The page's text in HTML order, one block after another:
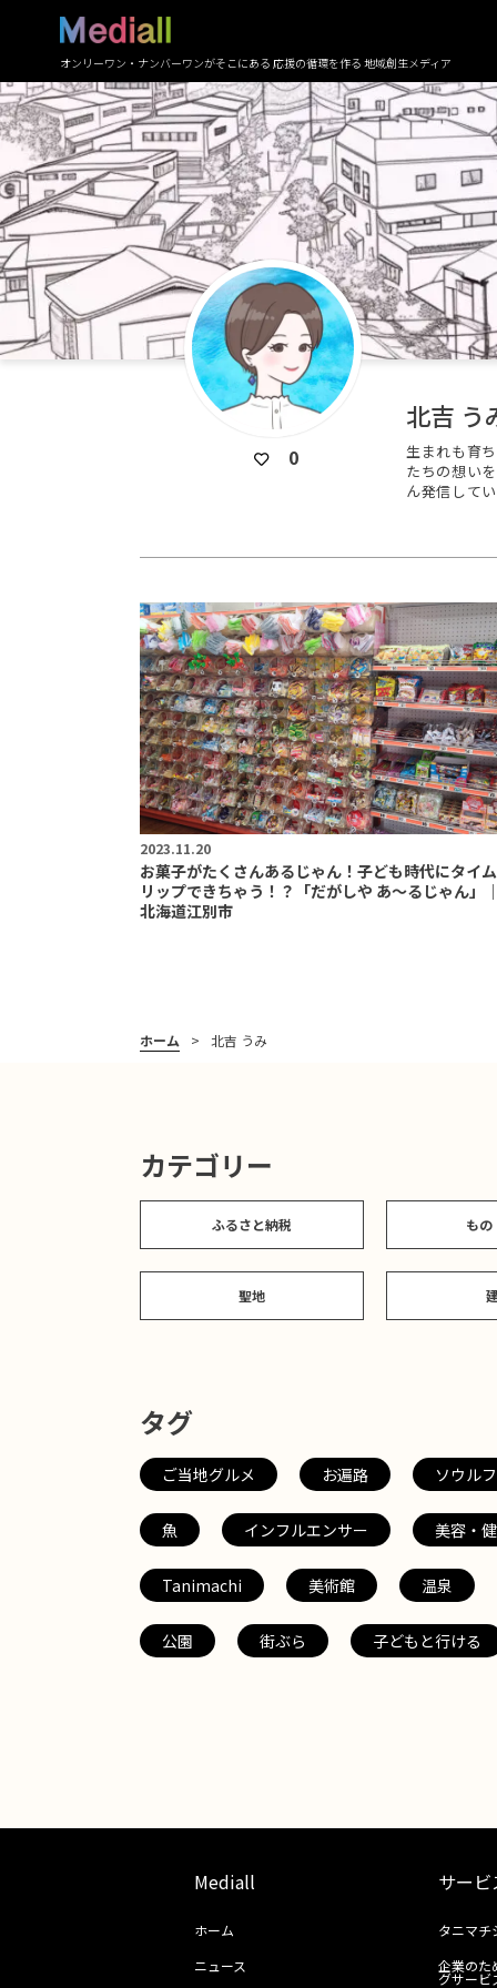
オンリーワン・ナンバーワンがそこにある 応援の循環を作る 地域創生メディア
0
北吉 う
生まれも育
たちの想い
ん発信して
2023.11.20
お菓子がたくさんあるじゃん！子ども時代にタイ
リップできちゃう！？「だがしや あ～るじゃん」
北海道江別市
ホーム 北吉 うみ
カテゴリー
ふるさと納税 もの
聖地
タグ
ご当地グルメ お遍路 ソウル
魚 インフルエンサー 美容・
Tanimachi 美術館 温泉
公園 街ぶら 子どもと行ける
Mediall
ホーム
ニュース
サービ
タニマチ
企業のた
グサービ